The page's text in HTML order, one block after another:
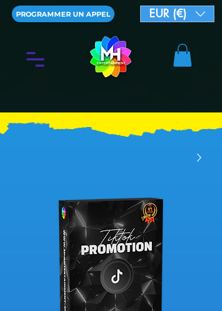
PROGRAMMER UN APPEL EUR (€)